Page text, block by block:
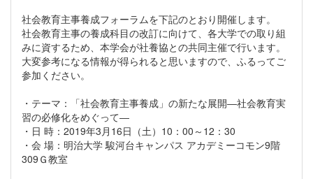
社会教育主事養成フォーラムを下記のとおり開催します。
社会教育主事の養成科目の改訂に向けて、各大学での取り組
みに資するため、本学会が社養協との共同主催で行います。
大変参考になる情報が得られると思いますので、ふるってご
参加ください。
・テーマ：「社会教育主事養成」の新たな展開―社会教育実
習の必修化をめぐって―
・日 時：2019年3月16日（土）10：00～12：30
・会 場：明治大学 駿河台キャンパス アカデミーコモン9階
309Ｇ教室